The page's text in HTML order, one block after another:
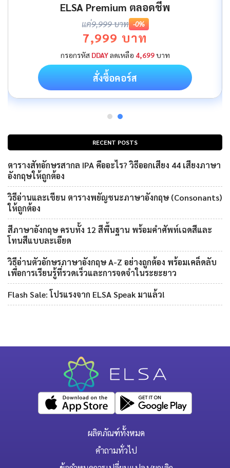
RECENT POSTS
ตารางสัทอักษรสากล IPA คืออะไร? วิธีออกเสียง 44 เสียงภาษา
อังกฤษให้ถูกต้อง
วิธีอ่านและเขียน ตารางพยัญชนะภาษาอังกฤษ (Consonants)
ให้ถูกต้อง
สีภาษาอังกฤษ ครบทั้ง 12 สีพื้นฐาน พร้อมคำศัพท์เฉดสีและ
โทนสีแบบละเอียด
วิธีอ่านตัวอักษรภาษาอังกฤษ A-Z อย่างถูกต้อง พร้อมเคล็ดลับ
เพื่อการเรียนรู้ที่รวดเร็วและการจดจำในระยะยาว
Flash Sale: โปรแรงจาก ELSA Speak มาแล้ว!
ELSA Premium ตลอดชีพ
แค่9,999 บาท -0%
7,999 บาท
กรอกรหัส DDAYลดเหลือ 4,699บาท
สั่งซื้อคอร์ส
ผลิตภัณฑ์ทั้งหมด
คำถามทั่วไป